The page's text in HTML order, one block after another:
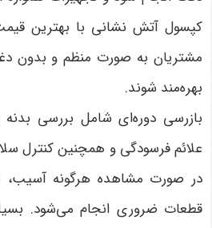
کپسول آتش نشانی با بهترین
مشتریان به صورت منظم و بدون
بهره‌مند شوند.
بازرسی دوره‌ای شامل بررسی
علائم فرسودگی و همچنین کنترل
در صورت مشاهده هرگونه
قطعات ضروری انجام می‌شود.